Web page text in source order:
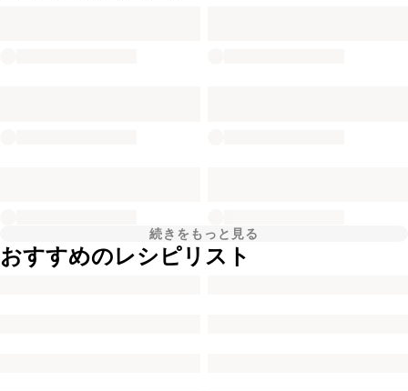
続きをもっと見る
おすすめのレシピリスト